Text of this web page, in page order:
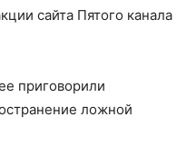
сайта Пятого канала
приговорили
ложной